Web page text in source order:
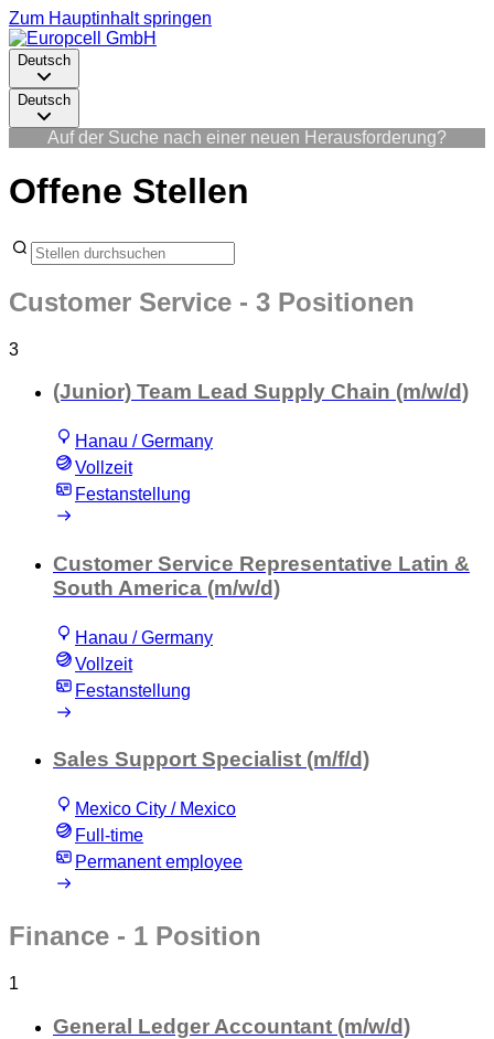
Zum Hauptinhalt springen
Deutsch
Deutsch
Auf der Suche nach einer neuen Herausforderung?
Offene Stellen
Customer Service - 3 Positionen
3
(Junior) Team Lead Supply Chain (m/w/d)
Hanau / Germany
Vollzeit
Festanstellung
Customer Service Representative Latin &
South America (m/w/d)
Hanau / Germany
Vollzeit
Festanstellung
Sales Support Specialist (m/f/d)
Mexico City / Mexico
Full-time
Permanent employee
Finance - 1 Position
1
General Ledger Accountant (m/w/d)